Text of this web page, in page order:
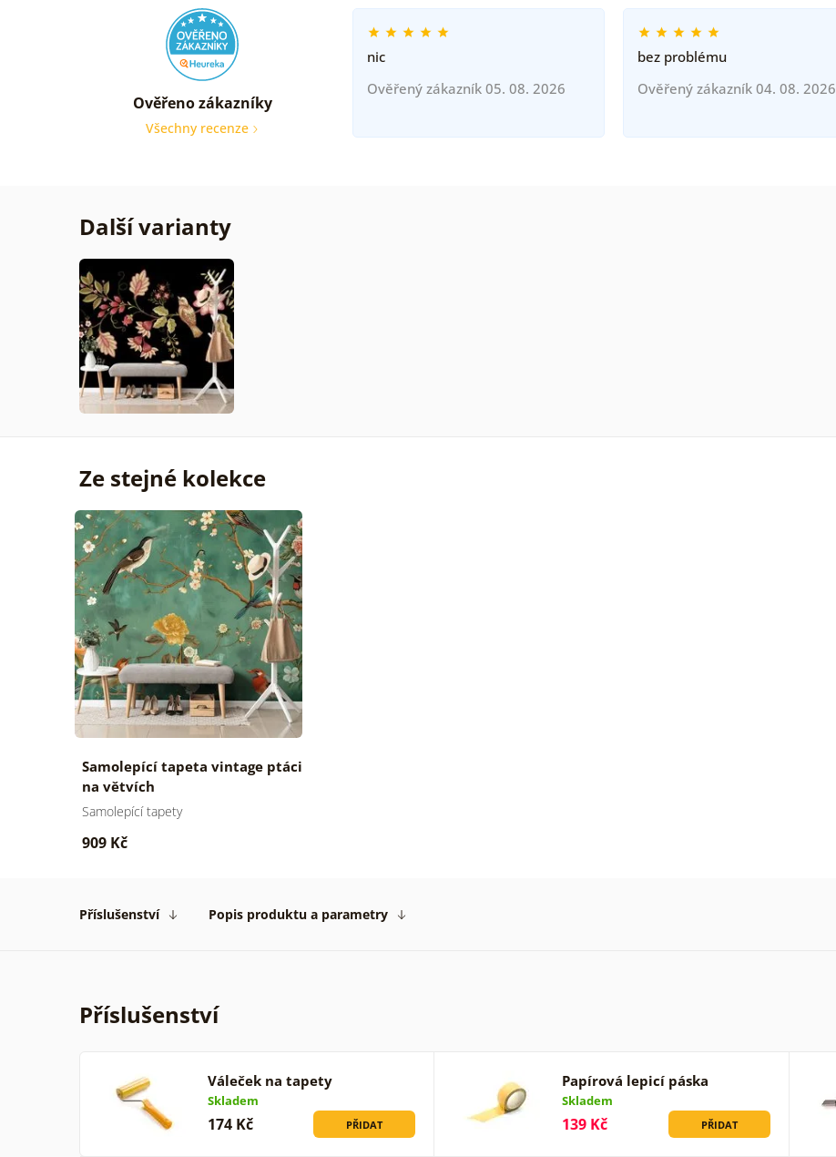
Ověřeno zákazníky
Všechny recenze
nic
Ověřený zákazník 05. 08. 2026
bez problému
Ověřený zákazník 04. 08. 2026
Další varianty
Ze stejné kolekce
Samolepící tapeta vintage ptáci
na větvích
Samolepící tapety
909 Kč
Příslušenství Popis produktu a parametry
Příslušenství
Váleček na tapety
Skladem
174 Kč PŘIDAT
Papírová lepicí páska
Skladem
139 Kč PŘIDAT